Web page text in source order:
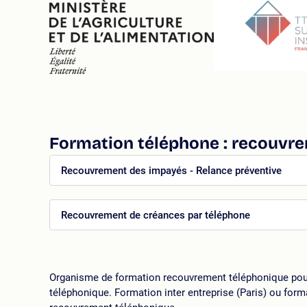
Formation téléphone :
Recouvrement des impayés - Relance préventive
Recouvrement de créances par téléphone
Organisme de formation recouvrement téléphonique
téléphonique. Formation inter entreprise (Paris) ou